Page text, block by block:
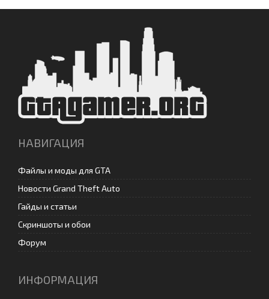
НАВИГАЦИЯ
Файлы и моды для GTA
Новости Grand Theft Auto
Гайды и статьи
Скриншоты и обои
Форум
ИНФОРМАЦИЯ